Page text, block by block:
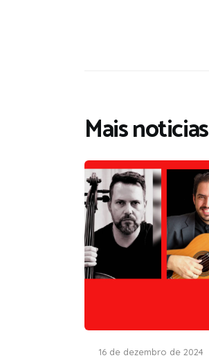
Mais noticias
16 de dezembro de 2024